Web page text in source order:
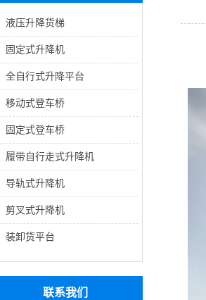
液压升降货梯
固定式升降机
全自行式升降平台
移动式登车桥
固定式登车桥
履带自行走式升降机
导轨式升降机
剪叉式升降机
装卸货平台
联系我们